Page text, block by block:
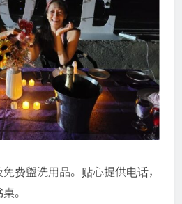
费盥洗用品。贴心提供电话，
。